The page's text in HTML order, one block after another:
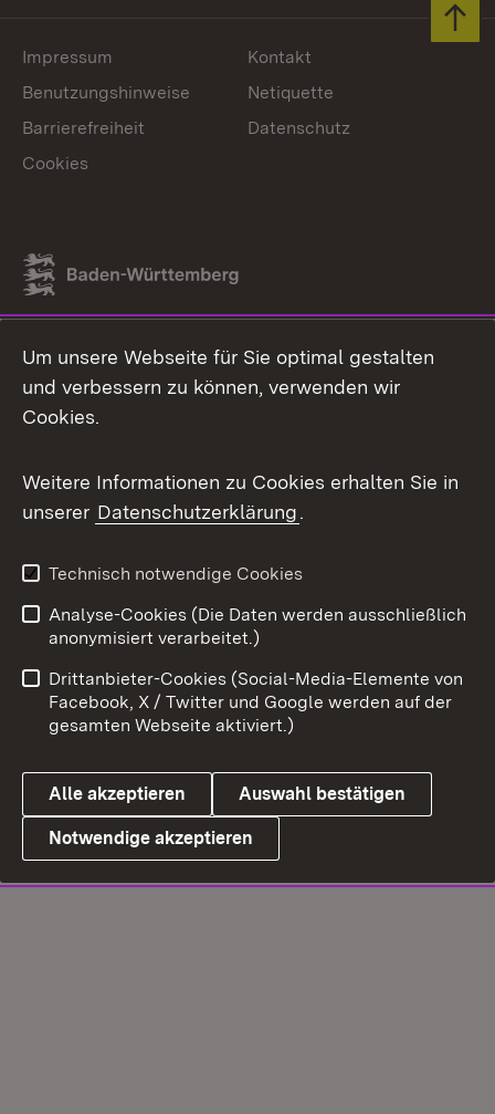
Link zum Landesportal
Impressum
Kontakt
Benutzungshinweise
Netiquette
Barrierefreiheit
Datenschutz
Cookies
Um unsere Webseite für Sie optimal gestalten
und verbessern zu können, verwenden wir
Cookies.
Weitere Informationen zu Cookies erhalten Sie in
unserer Datenschutzerklärung.
Technisch notwendige Cookies
Analyse-Cookies (Die Daten werden ausschließlich
anonymisiert verarbeitet.)
Drittanbieter-Cookies (Social-Media-Elemente von
Facebook, X / Twitter und Google werden auf der
gesamten Webseite aktiviert.)
Alle akzeptieren Auswahl bestätigen
Notwendige akzeptieren